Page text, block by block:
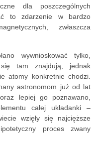
dla poszczególnych
to zdarzenie w bardzo
zwłaszcza
wywnioskować tylko,
tam znajdują, jednak
atomy konkretnie chodzi.
astronomom już od lat
lepiej go poznawano,
całej układanki –
wzięły się najcięższe
proces zwany